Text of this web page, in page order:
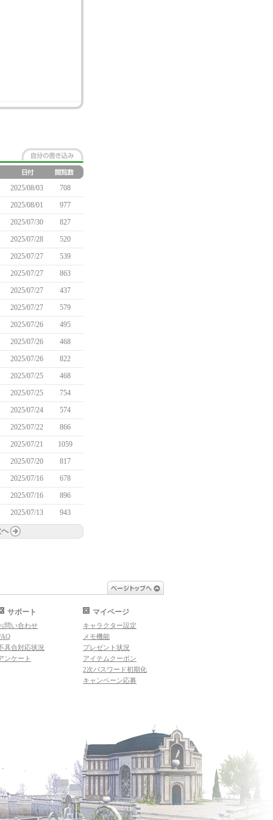
2025/08/03
708
2025/08/01
977
2025/07/30
827
2025/07/28
520
2025/07/27
539
2025/07/27
863
2025/07/27
437
2025/07/27
579
2025/07/26
495
2025/07/26
468
2025/07/26
822
2025/07/25
468
2025/07/25
754
2025/07/24
574
2025/07/22
866
2025/07/21
1059
2025/07/20
817
2025/07/16
678
2025/07/16
896
2025/07/13
943
サポート
問い合わせ
具合対応状況
ンケート
マイページ
キャラクター設定
メモ機能
プレゼント状況
アイテムクーポン
2次パスワード初期化
キャンペーン応募